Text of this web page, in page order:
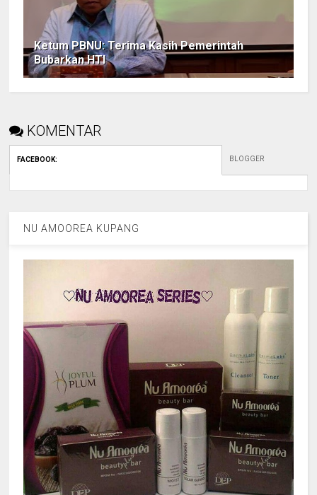
Ketum PBNU: Terima Kasih Pemerintah
Bubarkan HTI
KOMENTAR
FACEBOOK: BLOGGER
NU AMOOREA KUPANG